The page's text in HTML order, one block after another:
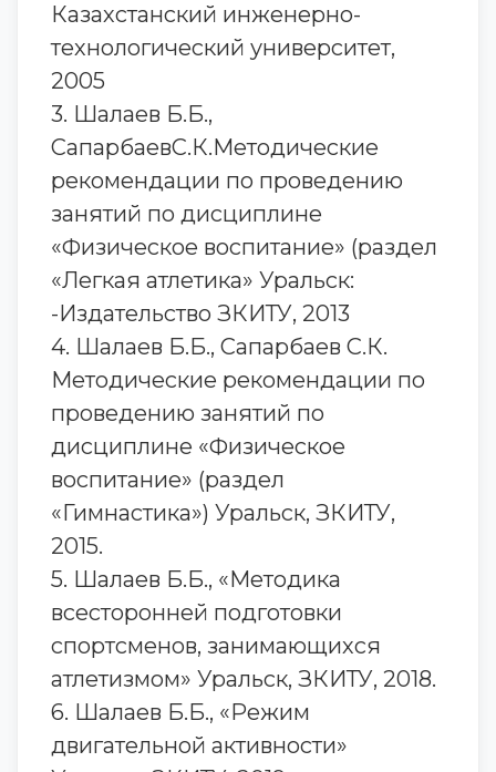
Казахстанский инженерно-
технологический университет,
2005
3. Шалаев Б.Б.,
СапарбаевС.К.Методические
рекомендации по проведению
занятий по дисциплине
«Физическое воспитание» (раздел
«Легкая атлетика» Уральск:
-Издательство ЗКИТУ, 2013
4. Шалаев Б.Б., Сапарбаев С.К.
Методические рекомендации по
проведению занятий по
дисциплине «Физическое
воспитание» (раздел
«Гимнастика») Уральск, ЗКИТУ,
2015.
5. Шалаев Б.Б., «Методика
всесторонней подготовки
спортсменов, занимающихся
атлетизмом» Уральск, ЗКИТУ, 2018.
6. Шалаев Б.Б., «Режим
двигательной активности»